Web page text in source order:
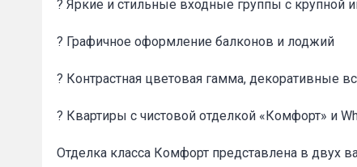
? Яркие и стильные входные группы с крупной
? Графичное оформление балконов и лоджий
? Контрастная цветовая гамма, декоративные
? Квартиры с чистовой отделкой «Комфорт» и
Отделка класса Комфорт представлена в двух